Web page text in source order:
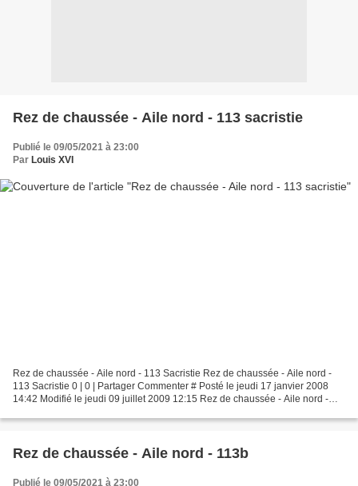
Rez de chaussée - Aile nord - 113 sacristie
Publié le 09/05/2021 à 23:00
Par Louis XVI
Rez de chaussée - Aile nord - 113 Sacristie Rez de chaussée - Aile nord -
113 Sacristie 0 | 0 | Partager Commenter # Posté le jeudi 17 janvier 2008
14:42 Modifié le jeudi 09 juillet 2009 12:15 Rez de chaussée - Aile nord -
Rez de chaussée - Aile nord - 113b
Publié le 09/05/2021 à 23:00